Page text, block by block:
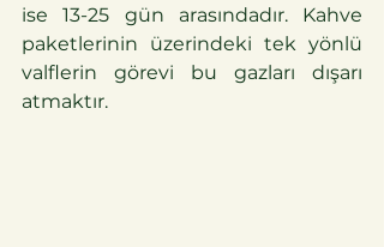
ise 13-25 gün arasındadır. Kahve
paketlerinin üzerindeki tek yönlü
valflerin görevi bu gazları dışarı
atmaktır.